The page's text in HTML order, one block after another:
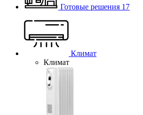
Готовые решения 17
Климат
Климат